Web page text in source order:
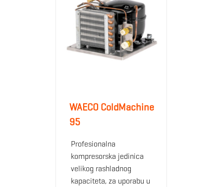
WAECO ColdMachine
95
Profesionalna
kompresorska jedinica
velikog rashladnog
kapaciteta, za uporabu u